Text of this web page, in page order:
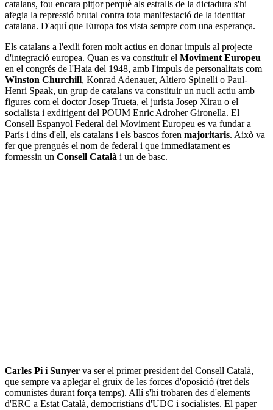
catalans, fou encara pitjor perquè als estralls de la dictadura s'hi
afegia la repressió brutal contra tota manifestació de la identitat
catalana. D'aquí que Europa fos vista sempre com una esperança.
Els catalans a l'exili foren molt actius en donar impuls al projecte
d'integració europea. Quan es va constituir el Moviment Europeu
en el congrés de l'Haia del 1948, amb l'impuls de personalitats com
Winston Churchill, Konrad Adenauer, Altiero Spinelli o Paul-
Henri Spaak, un grup de catalans va constituir un nucli actiu amb
figures com el doctor Josep Trueta, el jurista Josep Xirau o el
socialista i exdirigent del POUM Enric Adroher Gironella. El
Consell Espanyol Federal del Moviment Europeu es va fundar a
París i dins d'ell, els catalans i els bascos foren majoritaris. Això va
fer que prengués el nom de federal i que immediatament es
formessin un Consell Català i un de basc.
Carles Pi i Sunyer va ser el primer president del Consell Català,
que sempre va aplegar el gruix de les forces d'oposició (tret dels
comunistes durant força temps). Allí s'hi trobaren des d'elements
d'ERC a Estat Català, democristians d'UDC i socialistes. El paper